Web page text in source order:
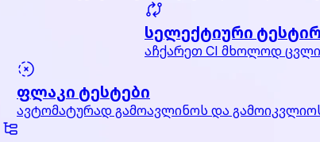
სელექტიური
აჩქარეთ CI მხოლოდ
ფლაკი ტესტები
ავტომატურად გამოავლინოს და